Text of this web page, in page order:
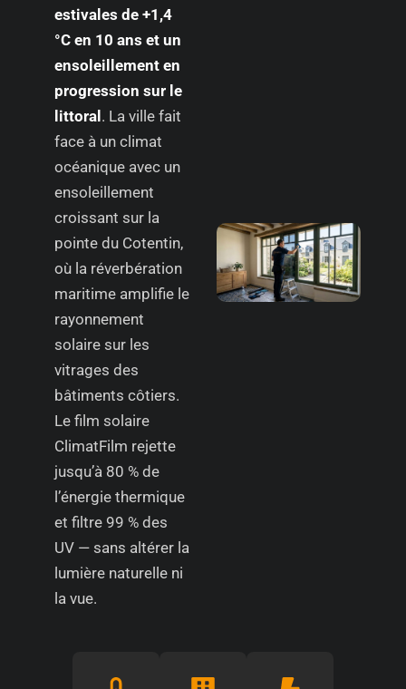
estivales de +1,4
°C en 10 ans et un
ensoleillement en
progression sur le
littoral . La ville fait
face à un climat
océanique avec un
ensoleillement
croissant sur la
pointe du Cotentin,
où la réverbération
maritime amplifie le
rayonnement
solaire sur les
vitrages des
bâtiments côtiers.
Le film solaire
ClimatFilm rejette
jusqu’à 80 % de
l’énergie thermique
et filtre 99 % des
UV — sans altérer la
lumière naturelle ni
la vue.